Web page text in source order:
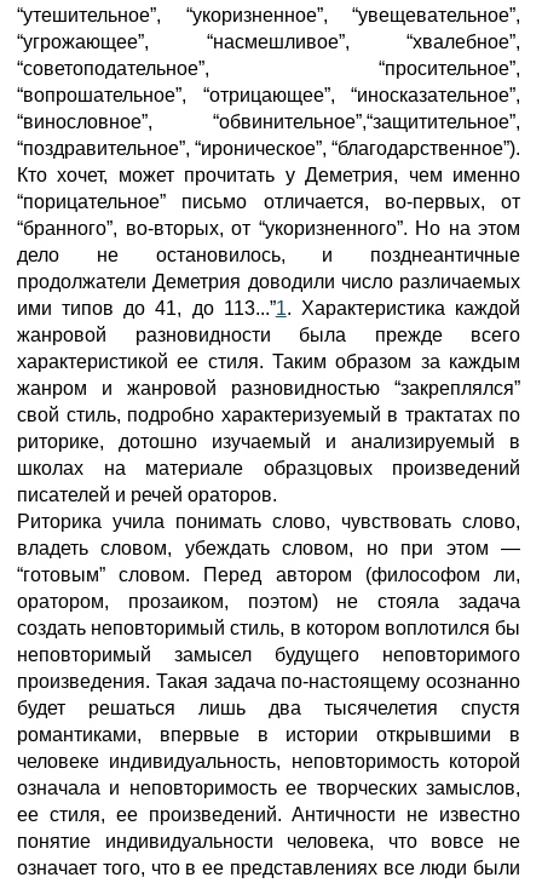
“утешительное”, “укоризненное”, “увещевательное”,
“угрожающее”, “насмешливое”, “хвалебное”,
“советоподательное”, “просительное”,
“вопрошательное”, “отрицающее”, “иносказательное”,
“винословное”, “обвинительное”,“защитительное”,
“поздравительное”, “ироническое”, “благодарственное”).
Кто хочет, может прочитать у Деметрия, чем именно
“порицательное” письмо отличается, во-первых, от
“бранного”, во-вторых, от “укоризненного”. Но на этом
дело не остановилось, и позднеантичные
продолжатели Деметрия доводили число различаемых
ими типов до 41, до 113...”1. Характеристика каждой
жанровой разновидности была прежде всего
характеристикой ее стиля. Таким образом за каждым
жанром и жанровой разновидностью “закреплялся”
свой стиль, подробно характеризуемый в трактатах по
риторике, дотошно изучаемый и анализируемый в
школах на материале образцовых произведений
писателей и речей ораторов.
Риторика учила понимать слово, чувствовать слово,
владеть словом, убеждать словом, но при этом —
“готовым” словом. Перед автором (философом ли,
оратором, прозаиком, поэтом) не стояла задача
создать неповторимый стиль, в котором воплотился бы
неповторимый замысел будущего неповторимого
произведения. Такая задача по-настоящему осознанно
будет решаться лишь два тысячелетия спустя
романтиками, впервые в истории открывшими в
человеке индивидуальность, неповторимость которой
означала и неповторимость ее творческих замыслов,
ее стиля, ее произведений. Античности не известно
понятие индивидуальности человека, что вовсе не
означает того, что в ее представлениях все люди были